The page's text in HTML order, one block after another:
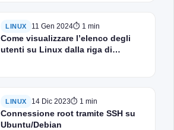
LINUX 11 Gen 2024⏱ 1 min
Come visualizzare l’elenco degli
utenti su Linux dalla riga di
LINUX 14 Dic 2023⏱ 1 min
Connessione root tramite SSH su
Ubuntu/Debian